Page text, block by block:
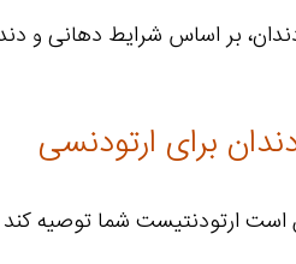
بر اساس شرایط دهانی و
برای ارتودنسی
ارتودنتیست شما توصیه